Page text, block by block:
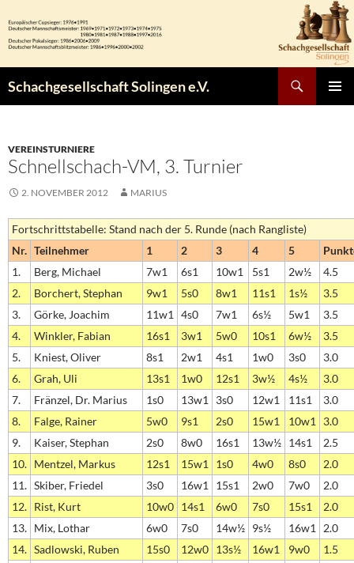
Inhalt
springen
Schachgesellschaft Solingen e.V.
VEREINSTURNIERE
Schnellschach-VM, 3. Turnier
2. NOVEMBER 2012 MARIUS
Fortschrittstabelle: Stand nach der 5. Runde (nach Rangliste)
Nr. Teilnehmer 1 2 3 4 5
1.
Berg, Michael 7w1 6s1 10w1 5s1 2w½
4.5
2.
Borchert, Stephan 9w1 5s0 8w1 11s1 1s½
3.5
3.
Görke, Joachim 11w1 4s0 7w1 6s½ 5w1
3.5
4.
Winkler, Fabian 16s1 3w1 5w0 10s1 6w½
3.5
5.
Kniest, Oliver 8s1 2w1 4s1 1w0 3s0
3.0
6.
Grah, Uli 13s1 1w0 12s1 3w½ 4s½
3.0
7.
Fränzel, Dr. Marius 1s0 13w1 3s0 12w1 11s1
3.0
8.
Falge, Rainer 5w0 9s1 2s0 15w1 10w1
3.0
9.
Kaiser, Stephan 2s0 8w0 16s1 13w½ 14s1
2.5
10. Mentzel, Markus 12s1 15w1 1s0 4w0 8s0
2.0
11. Skiber, Friedel 3s0 16w1 15s1 2w0 7w0
2.0
12. Rist, Kurt 10w0 14s1 6w0 7s0 15s1
2.0
13. Mix, Lothar 6w0 7s0 14w½ 9s½ 16w1
2.0
14. Sadlowski, Ruben 15s0 12w0 13s½ 16w1 9w0
1.5